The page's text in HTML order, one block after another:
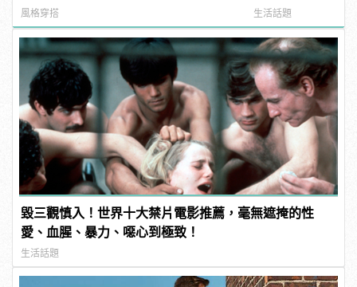
風格穿搭
紅海鮮通通有，
結！ |
生活話題
毀三觀慎入！世界十大禁片電影推薦，毫無遮掩的性
愛、血腥、暴力、噁心到極致！
生活話題